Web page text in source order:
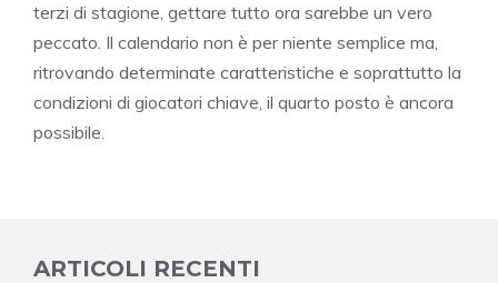
terzi di stagione, gettare tutto ora sarebbe un vero
peccato. Il calendario non è per niente semplice ma,
ritrovando determinate caratteristiche e soprattutto la
condizioni di giocatori chiave, il quarto posto è ancora
possibile.
ARTICOLI RECENTI